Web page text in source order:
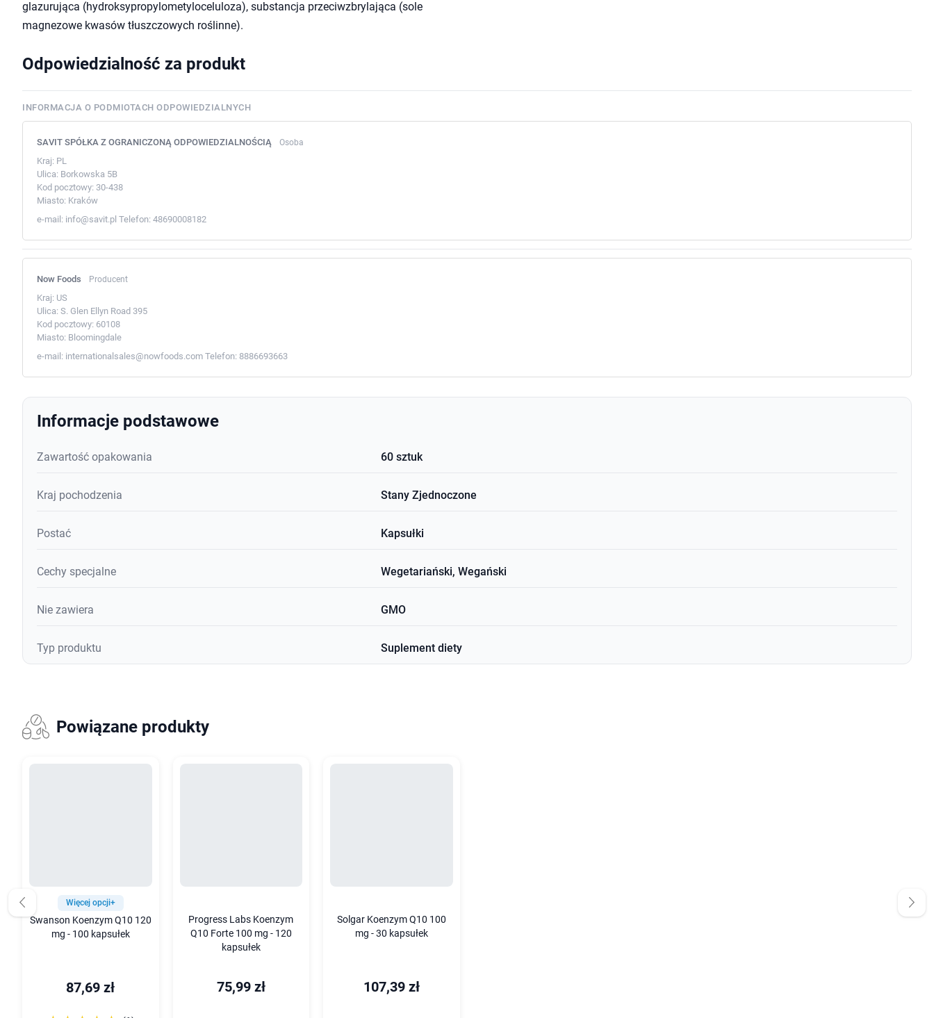
glazurująca (hydroksypropylometyloceluloza), substancja przeciwzbrylająca (sole
magnezowe kwasów tłuszczowych roślinne).
Odpowiedzialność za produkt
INFORMACJA O PODMIOTACH ODPOWIEDZIALNYCH
SAVIT SPÓŁKA Z OGRANICZONĄ ODPOWIEDZIALNOŚCIĄ Osoba
Kraj: PL
Ulica: Borkowska 5B
Kod pocztowy: 30-438
Miasto: Kraków
e-mail: info@savit.pl Telefon: 48690008182
Now Foods Producent
Kraj: US
Ulica: S. Glen Ellyn Road 395
Kod pocztowy: 60108
Miasto: Bloomingdale
e-mail: internationalsales@nowfoods.com Telefon: 8886693663
Informacje podstawowe
Zawartość opakowania 60 sztuk
Kraj pochodzenia Stany Zjednoczone
Postać Kapsułki
Cechy specjalne Wegetariański, Wegański
Nie zawiera GMO
Typ produktu Suplement diety
Powiązane produkty
Więcej opcji+
Swanson Koenzym Q10 120
mg - 100 kapsułek
87,69 zł
Progress Labs Koenzym
Q10 Forte 100 mg - 120
kapsułek
75,99 zł
Solgar Koenzym Q10 100
mg - 30 kapsułek
107,39 zł